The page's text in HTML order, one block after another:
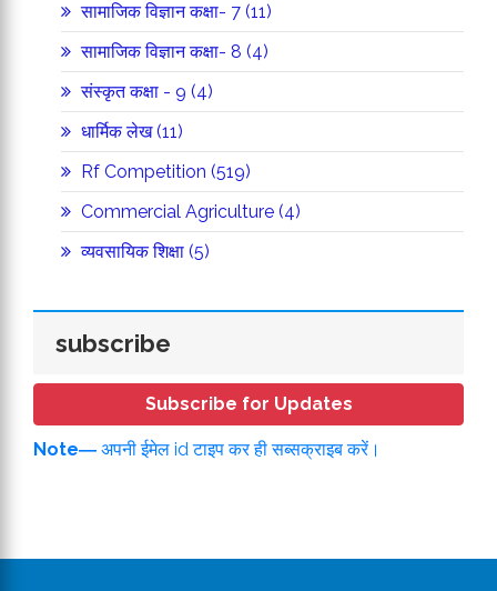
सामाजिक विज्ञान कक्षा- 7 (11)
सामाजिक विज्ञान कक्षा- 8 (4)
संस्कृत कक्षा - 9 (4)
धार्मिक लेख (11)
Rf Competition (519)
Commercial Agriculture (4)
व्यवसायिक शिक्षा (5)
subscribe
Subscribe for Updates
Note― अपनी ईमेल id टाइप कर ही सब्सक्राइब करें।